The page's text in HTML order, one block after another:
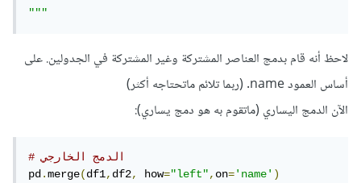
"""
لاحظ أنه قام بدمج العناصر المشتركة وغير المشتركة في الجدولين. على
أساس العمود name. (ربما تلائم ماتحتاجه أكثر)
الآن الدمج اليساري (ماتقوم به هو دمج يساري):
# الدمج الخارجي
pd.merge(df1,df2, how="left",on='name')